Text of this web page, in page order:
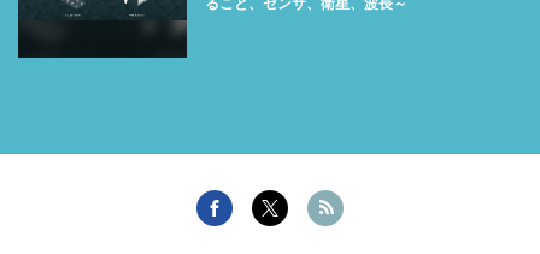
ること、センサ、衛星、波長～